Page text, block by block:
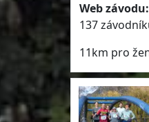
Web závodu:
137
11km pro